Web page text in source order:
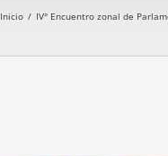
Inicio / IV° Encuentro zonal de